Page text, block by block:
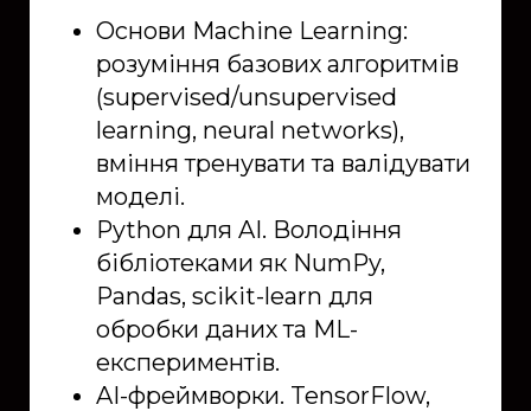
Основи Machine Learning:
розуміння базових алгоритмів
(supervised/unsupervised
learning, neural networks),
вміння тренувати та валідувати
моделі.
Python для AI. Володіння
бібліотеками як NumPy,
Pandas, scikit-learn для
обробки даних та ML-
експериментів.
AI-фреймворки. TensorFlow,